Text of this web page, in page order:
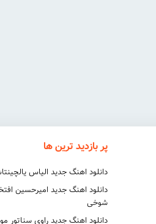
پر بازدید ترین ها
دانلود اهنگ جدید الیاس
دانلود اهنگ جدید امیرحسین
شوخی
دانلود اهنگ جدید راوی سناتور